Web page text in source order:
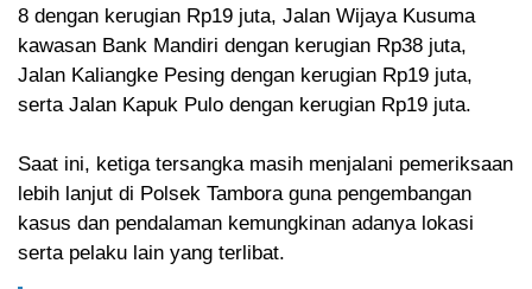
8 dengan kerugian Rp19 juta, Jalan Wijaya Kusuma
kawasan Bank Mandiri dengan kerugian Rp38 juta,
Jalan Kaliangke Pesing dengan kerugian Rp19 juta,
serta Jalan Kapuk Pulo dengan kerugian Rp19 juta.
Saat ini, ketiga tersangka masih menjalani pemeriksaan
lebih lanjut di Polsek Tambora guna pengembangan
kasus dan pendalaman kemungkinan adanya lokasi
serta pelaku lain yang terlibat.